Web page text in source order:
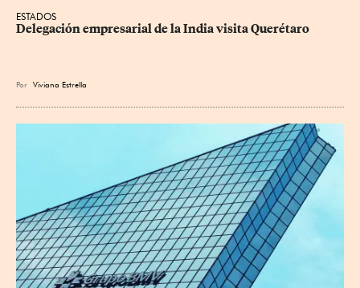
ESTADOS
Delegación empresarial de la India visita Querétaro
Por Viviana Estrella